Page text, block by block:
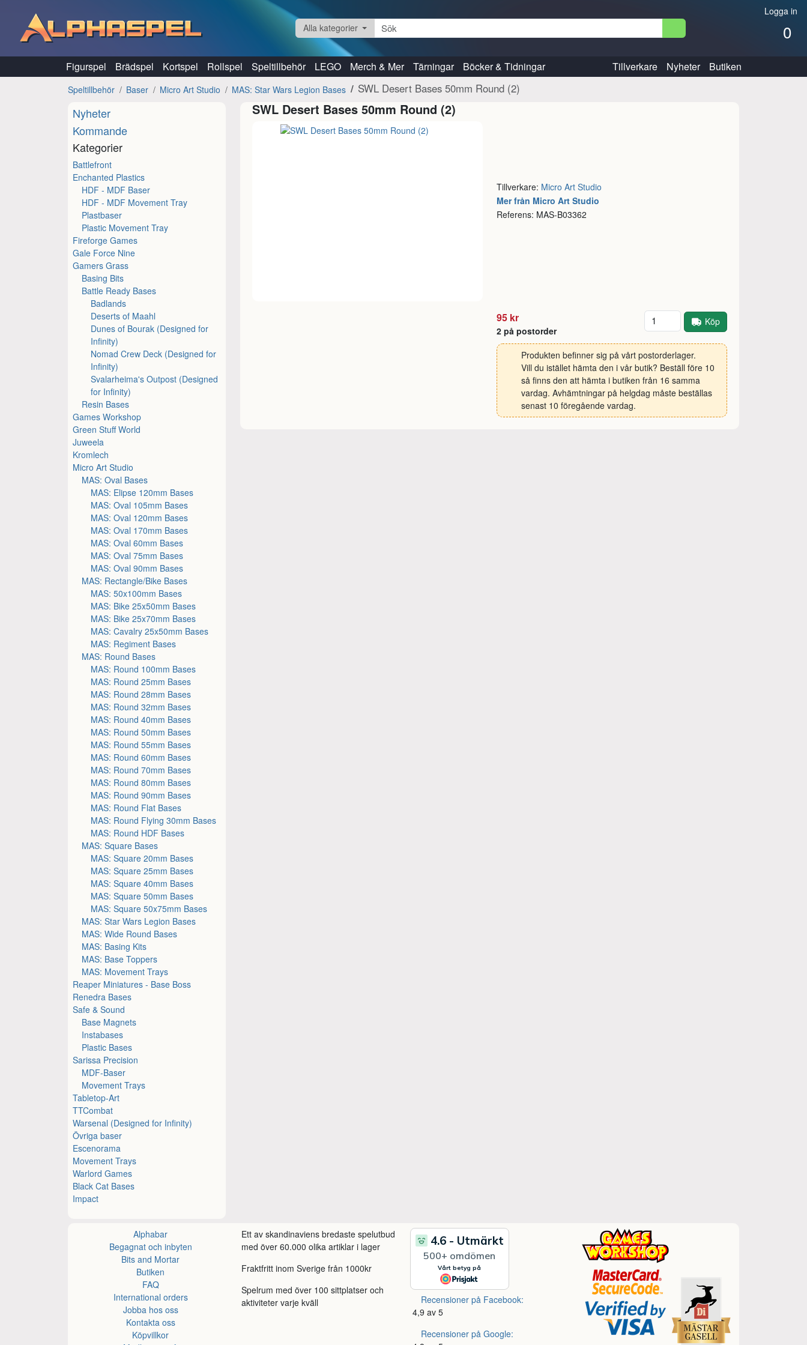
Logga in
0
Alla kategorier
Figurspel Brädspel Kortspel Rollspel Speltillbehör LEGO Merch & Mer Tärningar Böcker & Tidningar Tillverkare Nyheter Butiken
Speltillbehör Baser Micro Art Studio MAS: Star Wars Legion Bases SWL Desert Bases 50mm Round (2)
Nyheter
Kommande
Kategorier
Battlefront
Enchanted Plastics
HDF - MDF Baser
HDF - MDF Movement Tray
Plastbaser
Plastic Movement Tray
Fireforge Games
Gale Force Nine
Gamers Grass
Basing Bits
Battle Ready Bases
Badlands
Deserts of Maahl
Dunes of Bourak (Designed for
Infinity)
Nomad Crew Deck (Designed for
Infinity)
Svalarheima's Outpost (Designed
for Infinity)
Resin Bases
Games Workshop
Green Stuff World
Juweela
Kromlech
Micro Art Studio
MAS: Oval Bases
MAS: Elipse 120mm Bases
MAS: Oval 105mm Bases
MAS: Oval 120mm Bases
MAS: Oval 170mm Bases
MAS: Oval 60mm Bases
MAS: Oval 75mm Bases
MAS: Oval 90mm Bases
MAS: Rectangle/Bike Bases
MAS: 50x100mm Bases
MAS: Bike 25x50mm Bases
MAS: Bike 25x70mm Bases
MAS: Cavalry 25x50mm Bases
MAS: Regiment Bases
MAS: Round Bases
MAS: Round 100mm Bases
MAS: Round 25mm Bases
MAS: Round 28mm Bases
MAS: Round 32mm Bases
MAS: Round 40mm Bases
MAS: Round 50mm Bases
MAS: Round 55mm Bases
MAS: Round 60mm Bases
MAS: Round 70mm Bases
MAS: Round 80mm Bases
MAS: Round 90mm Bases
MAS: Round Flat Bases
MAS: Round Flying 30mm Bases
MAS: Round HDF Bases
MAS: Square Bases
MAS: Square 20mm Bases
MAS: Square 25mm Bases
MAS: Square 40mm Bases
MAS: Square 50mm Bases
MAS: Square 50x75mm Bases
MAS: Star Wars Legion Bases
MAS: Wide Round Bases
MAS: Basing Kits
MAS: Base Toppers
MAS: Movement Trays
Reaper Miniatures - Base Boss
Renedra Bases
Safe & Sound
Base Magnets
Instabases
Plastic Bases
Sarissa Precision
MDF-Baser
Movement Trays
Tabletop-Art
TTCombat
Warsenal (Designed for Infinity)
Övriga baser
Escenorama
Movement Trays
Warlord Games
Black Cat Bases
Impact
SWL Desert Bases 50mm Round (2)
Tillverkare: Micro Art Studio
Mer från Micro Art Studio
Referens: MAS-B03362
95 kr
2 på postorder
Antal Köp
Produkten befinner sig på vårt postorderlager.
Vill du istället hämta den i vår butik? Beställ före 10
så finns den att hämta i butiken från 16 samma
vardag. Avhämtningar på helgdag måste beställas
senast 10 föregående vardag.
Alphabar
Begagnat och inbyten
Bits and Mortar
Butiken
FAQ
International orders
Jobba hos oss
Kontakta oss
Köpvillkor
Ett av skandinaviens bredaste spelutbud
med över 60.000 olika artiklar i lager
Fraktfritt inom Sverige från 1000kr
Spelrum med över 100 sittplatser och
aktiviteter varje kväll
Recensioner på Facebook:
4,9 av 5
Recensioner på Google: